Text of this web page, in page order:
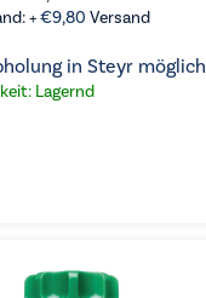
+€9,80 Versand
in Steyr möglich
Lagernd